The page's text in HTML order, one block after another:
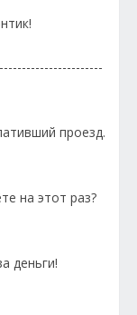
проезд.
на этот раз?
деньги!